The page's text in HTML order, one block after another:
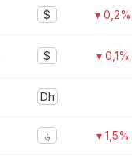
$ ▾ 0,2%
$ ▾ 0,1%
Dh
؋ ▾ 1,5%